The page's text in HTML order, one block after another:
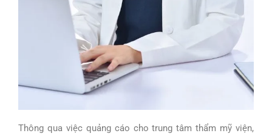
Thông qua việc quảng cáo cho trung tâm thẩm mỹ viện,